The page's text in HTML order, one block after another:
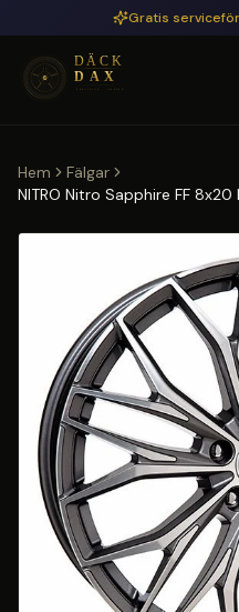
Hoppa till huvudinnehåll
Gratis
Hem
Fälgar
NITRO Nitro Sapphire FF 8x20